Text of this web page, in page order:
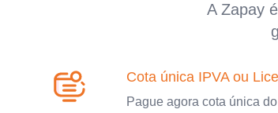
A Zapay
Cota única IPVA ou
Pague agora cota única